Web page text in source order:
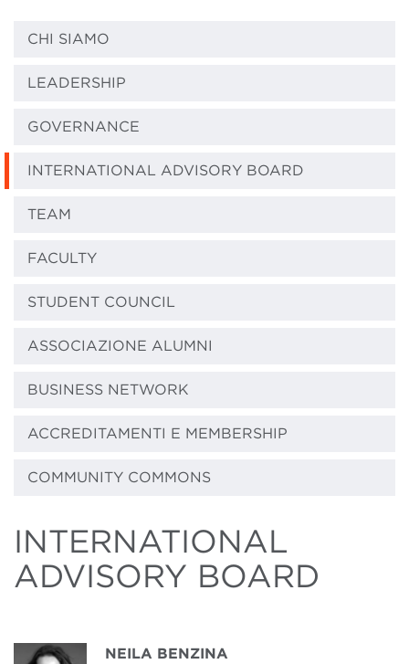
CHI SIAMO
LEADERSHIP
GOVERNANCE
INTERNATIONAL ADVISORY BOARD
TEAM
FACULTY
STUDENT COUNCIL
ASSOCIAZIONE ALUMNI
BUSINESS NETWORK
ACCREDITAMENTI E MEMBERSHIP
COMMUNITY COMMONS
INTERNATIONAL
ADVISORY BOARD
NEILA BENZINA